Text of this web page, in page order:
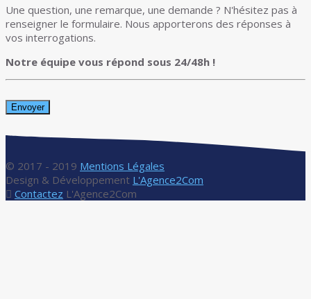
Une question, une remarque, une demande ? N'hésitez pas à
renseigner le formulaire. Nous apporterons des réponses à
vos interrogations.
Notre équipe vous répond sous 24/48h !
© 2017 - 2019 Mentions Légales
Design & Développement L'Agence2Com
Contactez L'Agence2Com